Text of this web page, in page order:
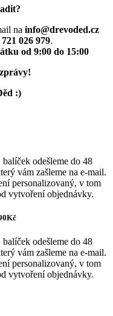
na info@drevoded.cz
026 979.
od 9:00 do 15:00
:)
odešleme do 48
vám zašleme na e-mail.
personalizovaný, v tom
vytvoření objednávky.
odešleme do 48
vám zašleme na e-mail.
personalizovaný, v tom
vytvoření objednávky.